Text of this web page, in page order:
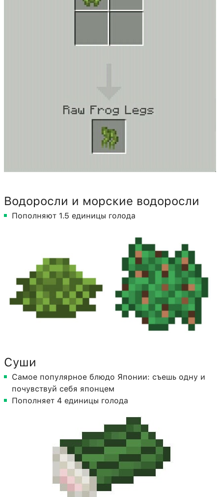
Водоросли и морские водоросли
Пополняют 1.5 единицы голода
Суши
Самое популярное блюдо Японии: съешь одну и
почувствуй себя японцем
Пополняет 4 единицы голода